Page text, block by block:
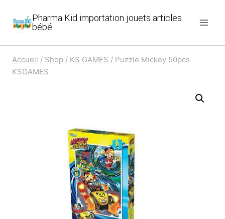
Pharma Kid importation jouets articles
bébé
Accueil / Shop / KS GAMES / Puzzle Mickey 50pcs
KSGAMES